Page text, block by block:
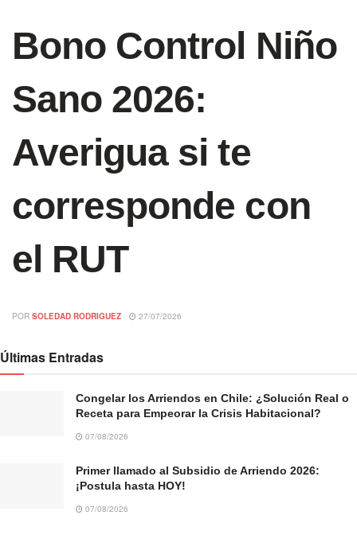
Bono Control Niño
Sano 2026:
Averigua si te
corresponde con
el RUT
POR SOLEDAD RODRIGUEZ 27/07/2026
Últimas Entradas
Congelar los Arriendos en Chile: ¿Solución Real o
Receta para Empeorar la Crisis Habitacional?
07/08/2026
Primer llamado al Subsidio de Arriendo 2026:
¡Postula hasta HOY!
07/08/2026